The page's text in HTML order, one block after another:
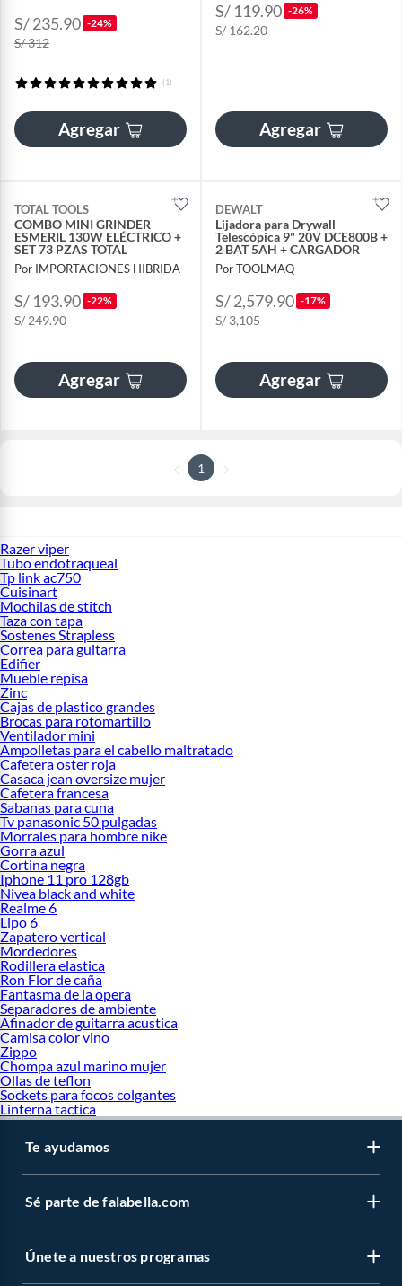
S/ 235.90 -24%
S/ 312
(1)
Agregar
S/ 119.90 -26%
S/ 162.20
Agregar
TOTAL TOOLS
COMBO MINI GRINDER
ESMERIL 130W ELÉCTRICO +
SET 73 PZAS TOTAL
Por IMPORTACIONES HIBRIDA
S/ 193.90 -22%
S/ 249.90
Agregar
DEWALT
Lijadora para Drywall
Telescópica 9" 20V DCE800B +
2 BAT 5AH + CARGADOR
Por TOOLMAQ
S/ 2,579.90 -17%
S/ 3,105
Agregar
1
Razer viper
Tubo endotraqueal
Tp link ac750
Cuisinart
Mochilas de stitch
Taza con tapa
Sostenes Strapless
Correa para guitarra
Edifier
Mueble repisa
Zinc
Cajas de plastico grandes
Brocas para rotomartillo
Ventilador mini
Ampolletas para el cabello maltratado
Cafetera oster roja
Casaca jean oversize mujer
Cafetera francesa
Sabanas para cuna
Tv panasonic 50 pulgadas
Morrales para hombre nike
Gorra azul
Cortina negra
Iphone 11 pro 128gb
Nivea black and white
Realme 6
Lipo 6
Zapatero vertical
Mordedores
Rodillera elastica
Ron Flor de caña
Fantasma de la opera
Separadores de ambiente
Afinador de guitarra acustica
Camisa color vino
Zippo
Chompa azul marino mujer
Ollas de teflon
Sockets para focos colgantes
Linterna tactica
Te ayudamos
Sé parte de falabella.com
Únete a nuestros programas